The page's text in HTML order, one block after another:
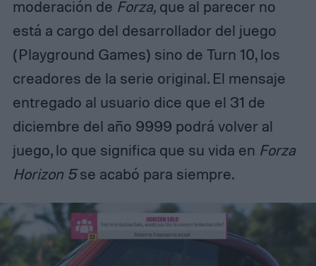
moderación de Forza,que al parecer no
está a cargo del desarrollador del juego
(Playground Games) sino de Turn 10, los
creadores de la serie original. El mensaje
entregado al usuario dice que el 31 de
diciembre del año 9999 podrá volver al
juego, lo que significa que su vida en Forza
Horizon 5se acabó para siempre.